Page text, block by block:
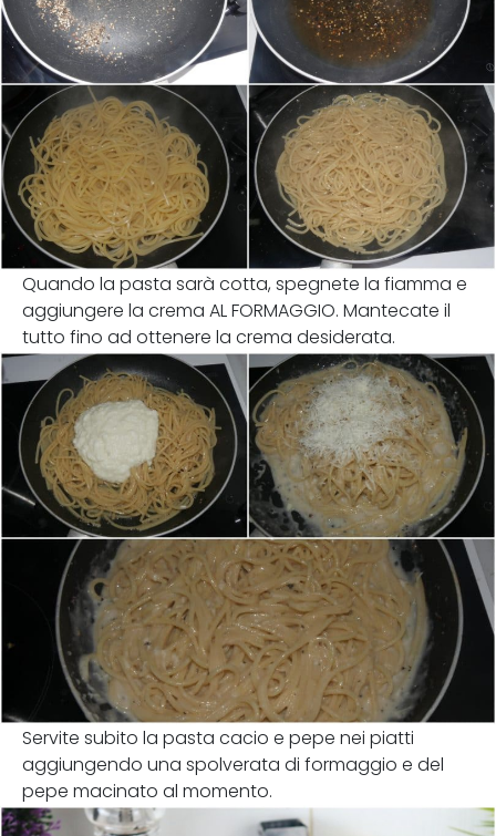
Quando la pasta sarà cotta, spegnete la fiamma e
aggiungere la crema AL FORMAGGIO. Mantecate il
tutto fino ad ottenere la crema desiderata.
Servite subito la pasta cacio e pepe nei piatti
aggiungendo una spolverata di formaggio e del
pepe macinato al momento.